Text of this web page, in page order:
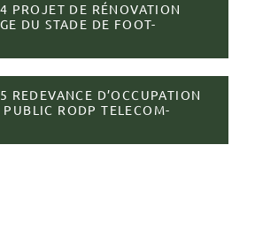
PROJET DE RÉNOVATION
DU STADE DE FOOT-
D’OCCUPATION
RODP TELECOM-